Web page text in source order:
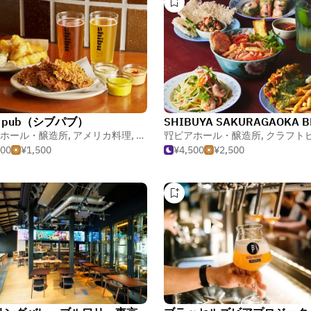
（シブパブ）
ール・醸造所, アメリカ料理, ビール
¥1,500
ビアホール・醸造所, クラフトビ
¥4,500
¥2,500